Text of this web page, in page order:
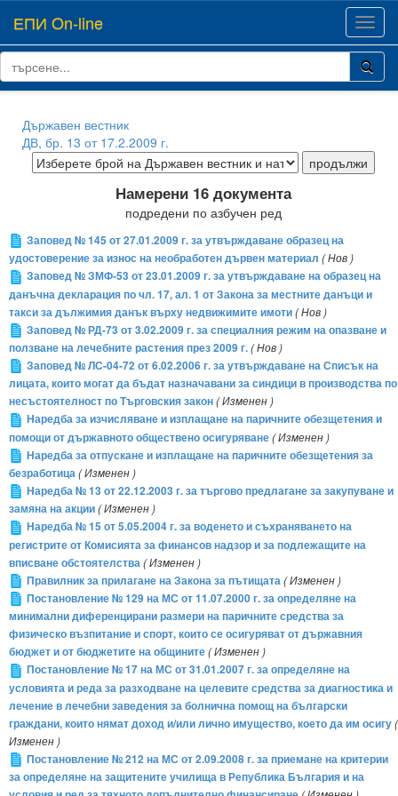
ЕПИ On-line
Държавен вестник
ДВ, бр. 13 от 17.2.2009 г.
Намерени 16 документа
подредени по азбучен ред
Заповед № 145 от 27.01.2009 г. за утвърждаване образец на
удостоверение за износ на необработен дървен материал ( Нов )
Заповед № ЗМФ-53 от 23.01.2009 г. за утвърждаване на образец на
данъчна декларация по чл. 17, ал. 1 от Закона за местните данъци и
такси за дължимия данък върху недвижимите имоти( Нов )
Заповед № РД-73 от 3.02.2009 г. за специалния режим на опазване и
ползване на лечебните растения през 2009 г.( Нов )
Заповед № ЛС-04-72 от 6.02.2006 г. за утвърждаване на Списък на
лицата, които могат да бъдат назначавани за синдици в производства по
несъстоятелност по Търговския закон( Изменен )
Наредба за изчисляване и изплащане на паричните обезщетения и
помощи от държавното обществено осигуряване( Изменен )
Наредба за отпускане и изплащане на паричните обезщетения за
безработица( Изменен )
Наредба № 13 от 22.12.2003 г. за търгово предлагане за закупуване и
замяна на акции( Изменен )
Наредба № 15 от 5.05.2004 г. за воденето и съхраняването на
регистрите от Комисията за финансов надзор и за подлежащите на
вписване обстоятелства( Изменен )
Правилник за прилагане на Закона за пътищата( Изменен )
Постановление № 129 на МС от 11.07.2000 г. за определяне на
минимални диференцирани размери на паричните средства за
физическо възпитание и спорт, които се осигуряват от държавния
бюджет и от бюджетите на общините( Изменен )
Постановление № 17 на МС от 31.01.2007 г. за определяне на
условията и реда за разходване на целевите средства за диагностика и
лечение в лечебни заведения за болнична помощ на български
граждани, които нямат доход и/или лично имущество, което да им осигу(
Изменен )
Постановление № 212 на МС от 2.09.2008 г. за приемане на критерии
за определяне на защитените училища в Република България и на